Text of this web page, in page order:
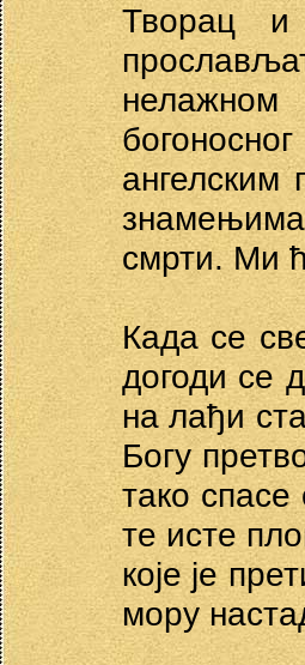
Творац и
ангелским
смрти. Ми
Када се
догоди се
на лађи
Богу
тако
те исте
које је
мору